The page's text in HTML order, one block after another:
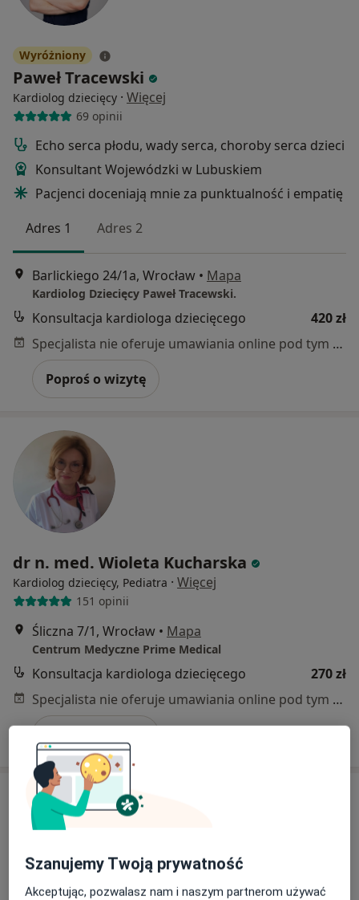
Wyróżniony
Paweł Tracewski
Kardiolog dziecięcy · Więcej
69 opinii
Echo serca płodu, wady serca, choroby serca dzieci
Konsultant Wojewódzki w Lubuskiem
Pacjenci doceniają mnie za punktualność i empatię
Adres 1
Adres 2
Barlickiego 24/1a, Wrocław • Mapa
Kardiolog Dziecięcy Paweł Tracewski.
Konsultacja kardiologa dziecięcego
420 zł
Specjalista nie oferuje umawiania online pod tym adresem.
Poproś o wizytę
dr n. med. Wioleta Kucharska
Kardiolog dziecięcy, Pediatra · Więcej
151 opinii
Śliczna 7/1, Wrocław • Mapa
Centrum Medyczne Prime Medical
Konsultacja kardiologa dziecięcego
270 zł
Specjalista nie oferuje umawiania online pod tym adresem.
Szanujemy Twoją prywatność
Akceptując, pozwalasz nam i naszym partnerom używać